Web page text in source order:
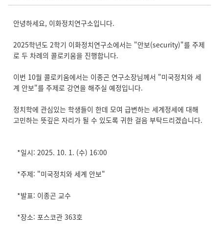
안녕하세요, 이화정치연구소입니다.
2025학년도 2학기 이화정치연구소에서는 "안보(security)"를 주제
로 두 차례의 콜로키움을 진행합니다.
이번 10월 콜로키움에서는 이종곤 연구소장님께서 "미국정치와 세
계 안보"를 주제로 강연을 해주실 예정입니다.
정치학에 관심있는 학생들이 한데 모여 급변하는 세계정세에 대해
고민하는 뜻깊은 자리가 될 수 있도록 귀한 걸음 부탁드리겠습니다.
*일시: 2025. 10. 1. (수) 16:00
*주제: "미국정치와 세계 안보"
*발표: 이종곤 교수
*장소: 포스코관 363호